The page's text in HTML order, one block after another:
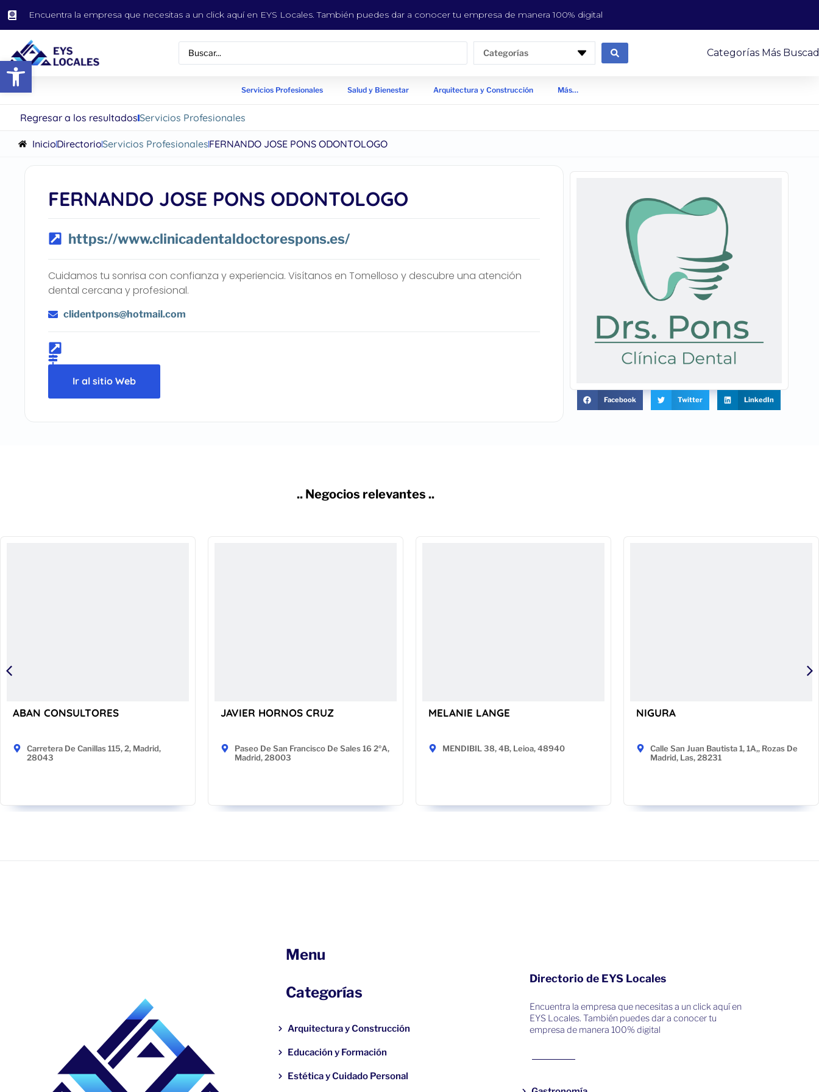
Abrir barra de herramientas
Encuentra la empresa que necesitas a un click aquí en EYS Locales. También puedes dar a conocer tu empresa de manera 100% digital
Categorías Categorías Más
Servicios Profesionales Salud y Bienestar Arquitectura y Construcción Más…
Regresar a los resultadosServicios Profesionales
InicioDirectorioServicios ProfesionalesFERNANDO JOSE PONS ODONTOLOGO
FERNANDO JOSE PONS ODONTOLOGO
https://www.clinicadentaldoctorespons.es/
Cuidamos tu sonrisa con confianza y experiencia. Visítanos en Tomelloso y descubre una atención
dental cercana y profesional.
clidentpons@hotmail.com
Ir al sitio Web
Facebook Twitter LinkedIn
.. Negocios relevantes ..
ABAN CONSULTORES
Carretera De Canillas 115, 2, Madrid,
28043
JAVIER HORNOS CRUZ
Paseo De San Francisco De Sales 16 2ºA,
Madrid, 28003
MELANIE LANGE
MENDIBIL 38, 4B, Leioa, 48940
NIGURA
Calle San Juan Bautista 1, 1A,, Rozas De
Madrid, Las, 28231
Menu
Categorías
Arquitectura y Construcción
Educación y Formación
Estética y Cuidado Personal
Directorio de EYS Locales
Encuentra la empresa que necesitas a un click aquí en
EYS Locales. También puedes dar a conocer tu
empresa de manera 100% digital